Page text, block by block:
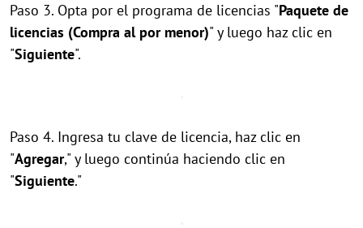
Paso 3. Opta por el programa de licencias "Paquete de
licencias (Compra al por menor)" y luego haz clic en
"Siguiente".
Paso 4. Ingresa tu clave de licencia, haz clic en
"Agregar," y luego continúa haciendo clic en
"Siguiente."